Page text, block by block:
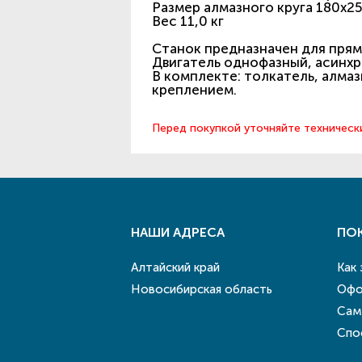
Размер алмазного круга
Вес 11,0 кг
Станок предназначен для
Двигатель однофазный,
В комплекте: толкатель,
креплением.
Перед покупкой уточняйте
НАШИ АДРЕСА
Алтайский край
Новосибирская область
Как